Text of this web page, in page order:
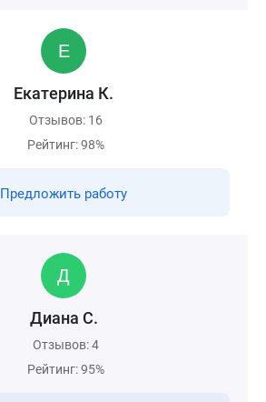
Екатерина К.
Отзывов: 16
Рейтинг: 98%
Предложить работу
Диана С.
Отзывов: 4
Рейтинг: 95%